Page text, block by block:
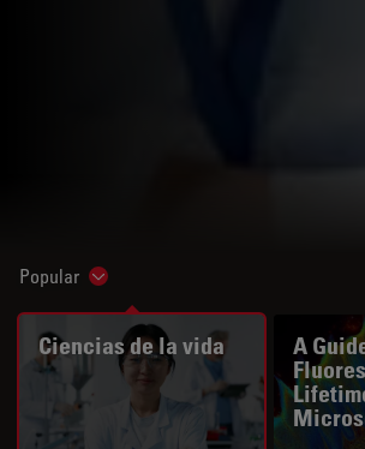
Popular Show subnavigation
Ciencias de la vida
A